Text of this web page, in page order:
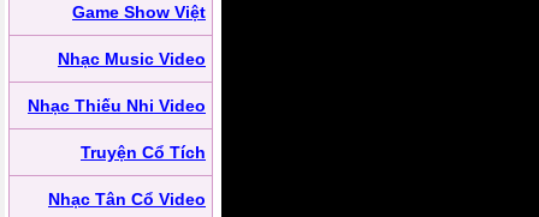
Game Show Việt
Nhạc Music Video
Nhạc Thiếu Nhi Video
Truyện Cổ Tích
Nhạc Tân Cổ Video